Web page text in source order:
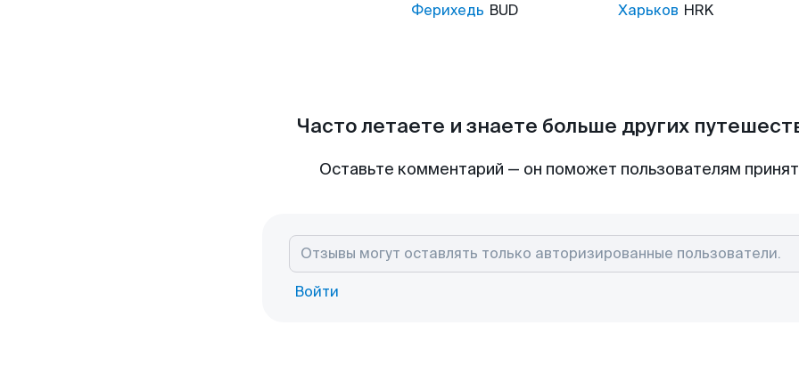
Ферихедь BUD
Харьков HRK
Часто летаете и знаете больше других
Оставьте комментарий — он поможет пользователям
Войти